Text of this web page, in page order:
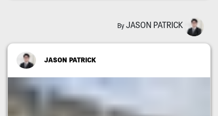
By JASON PATRICK
JASON PATRICK